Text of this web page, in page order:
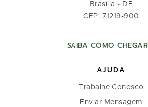
Brasília - DF
CEP: 71219-900
SAIBA COMO CHEGAR
AJUDA
Trabalhe Conosco
Enviar Mensagem